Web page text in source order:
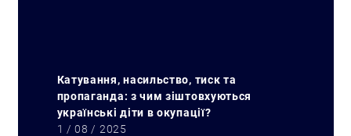
Катування, насильство, тиск та
пропаганда: з чим зіштовхуються
українські діти в окупації?
1 / 08 / 2025